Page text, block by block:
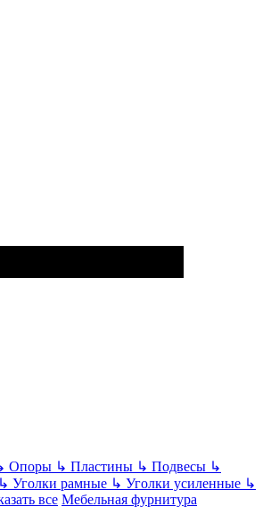
Опоры ↳ Пластины ↳ Подвесы ↳
↳ Уголки рамные ↳ Уголки усиленные ↳
все Мебельная фурнитура